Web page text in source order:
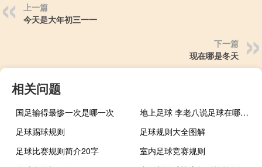
上一篇
今天是大年初三一一
下一篇
现在哪是冬天
相关问题
国足输得最惨一次是哪一次
地上足球 李老八说足球在哪看什么梗
足球踢球规则
足球规则大全图解
足球比赛规则简介20字
室内足球竞赛规则